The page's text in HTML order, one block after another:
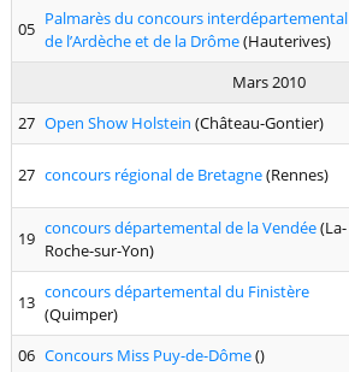
05 Palmarès du concours interdépartemental
de l’Ardèche et de la Drôme(Hauterives)
Mars 2010
27 Open Show Holstein (Château-Gontier)
27 concours régional de Bretagne(Rennes)
19 concours départemental de la Vendée(La-
Roche-sur-Yon)
13 concours départemental du Finistère
(Quimper)
06 Concours Miss Puy-de-Dôme()